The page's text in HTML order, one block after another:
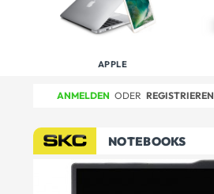
APPLE
ANMELDEN ODER REGISTRIEREN
NOTEBOOKS